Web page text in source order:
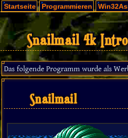
Startseite Programmieren
Snailmail 4k Intro
Das folgende Programm wurde als
Snailmail